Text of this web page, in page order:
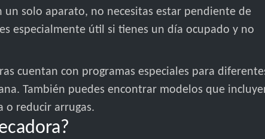
solo aparato, no necesitas estar pendiente de
especialmente útil si tienes un día ocupado y no
cuentan con programas especiales para
También puedes encontrar modelos que
o reducir arrugas.